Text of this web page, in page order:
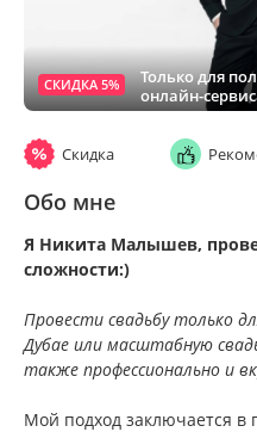
СКИДКА 5%
Только для
онлайн-
Скидка
Обо мне
Я Никита Малышев,
сложности:)
Провести свадьбу только
Дубае или масштабную
также профессионально и
Мой подход заключается